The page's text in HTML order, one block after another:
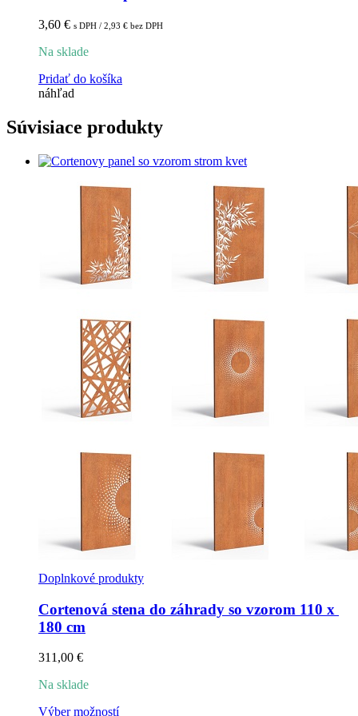
3,60 € s DPH / 2,93 € bez DPH
Na sklade
Pridať do košíka
náhľad
Súvisiace produkty
Doplnkové produkty
Cortenová stena do záhrady so vzorom 110 x
180 cm
311,00 €
Na sklade
Výber možnostíTento